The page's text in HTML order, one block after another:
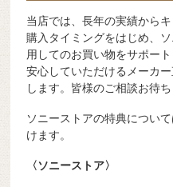
当店では、長年の実績から
購入タイミングをはじめ、
用してのお買い物をサポー
安心していただけるメーカ
します。皆様のご相談お待ち
ソニーストアの特典につい
けます。
〈ソニーストア〉